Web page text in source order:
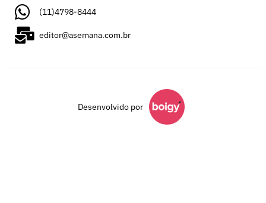
(11)4798-8444
editor@asemana.com.br
Desenvolvido por